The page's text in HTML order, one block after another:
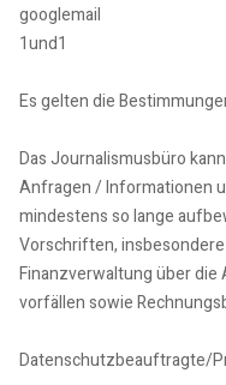
googlemail
1und1
Es gelten die
Das Journalismusbüro
Anfragen / Informationen
mindestens so lange
Vorschriften,
Finanzverwaltung über
vorfällen sowie
Datenschutzbeauftragte/